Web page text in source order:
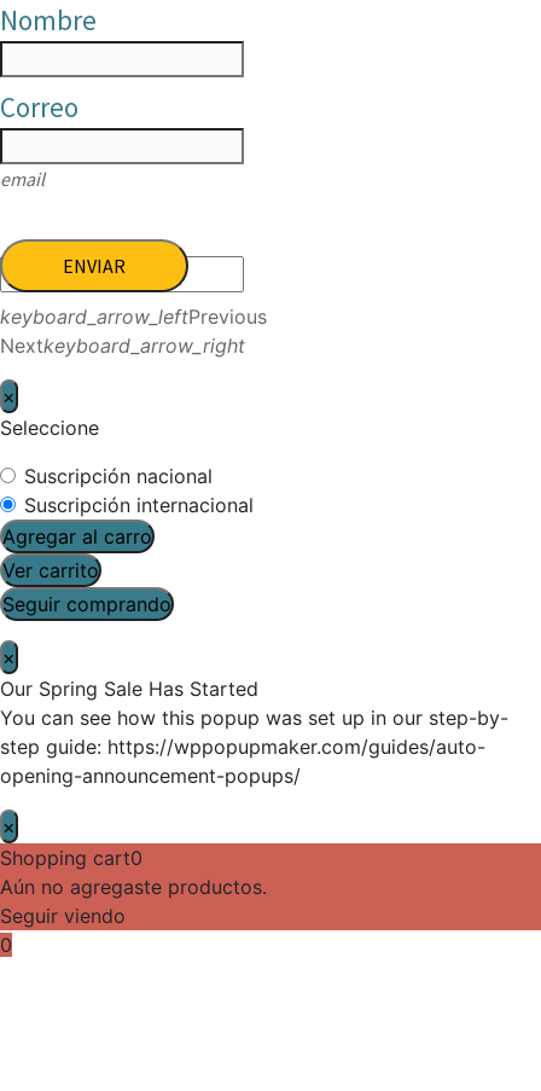
Nombre
Correo
email
ENVIAR
keyboard_arrow_leftPrevious
Nextkeyboard_arrow_right
×
Seleccione
Suscripción nacional
Suscripción internacional
Agregar al carro
Ver carrito
Seguir comprando
×
Our Spring Sale Has Started
You can see how this popup was set up in our step-by-
step guide: https://wppopupmaker.com/guides/auto-
opening-announcement-popups/
×
Shopping cart0
Aún no agregaste productos.
Seguir viendo
0